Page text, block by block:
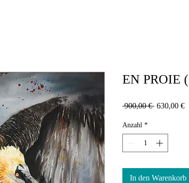
EN PROIE
900,00 € 630,00 €
Anzahl *
In den Warenkorb